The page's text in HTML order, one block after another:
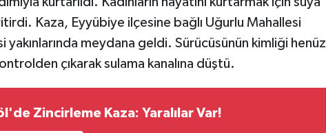
Kaza, Eyyübiye ilçesine bağlı Uğurlu Mahallesi
yakınlarında meydana geldi. Sürücüsünün kimliği henüz
çıkarak sulama kanalına düştü.
Zincirleme Kaza: Yaralılar Var!